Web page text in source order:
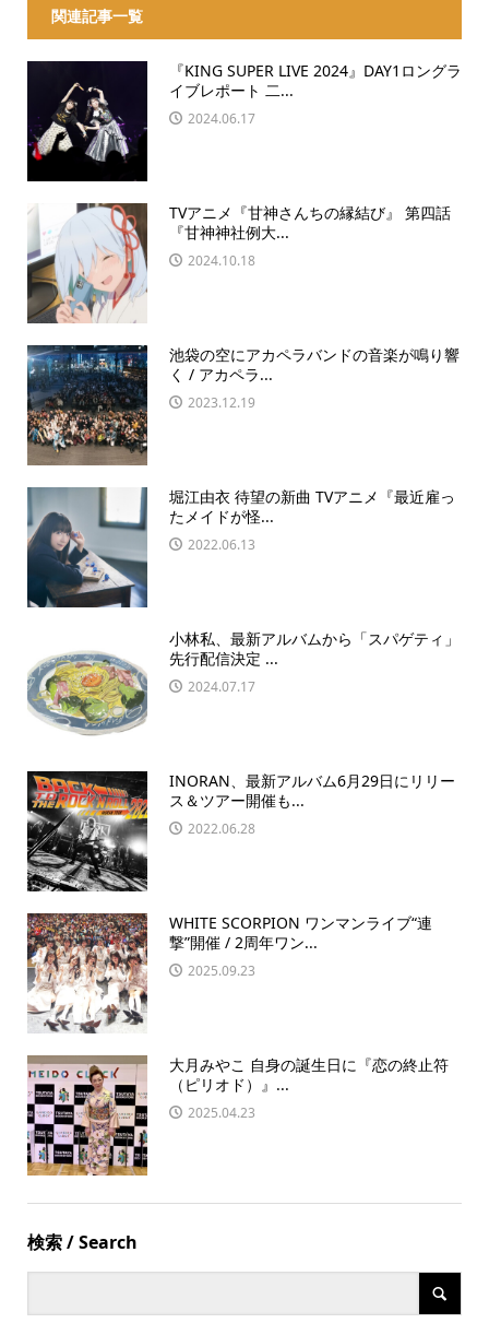
関連記事一覧
『KING SUPER LIVE 2024』DAY1ロングラ
イブレポート 二...
2024.06.17
TVアニメ『甘神さんちの縁結び』 第四話
『甘神神社例大...
2024.10.18
池袋の空にアカペラバンドの音楽が鳴り響
く / アカペラ...
2023.12.19
堀江由衣 待望の新曲 TVアニメ『最近雇っ
たメイドが怪...
2022.06.13
小林私、最新アルバムから「スパゲティ」
先行配信決定 ...
2024.07.17
INORAN、最新アルバム6月29日にリリー
ス＆ツアー開催も...
2022.06.28
WHITE SCORPION ワンマンライブ“連
撃”開催 / 2周年ワン...
2025.09.23
大月みやこ 自身の誕生日に『恋の終止符
（ピリオド）』...
2025.04.23
検索 / Search